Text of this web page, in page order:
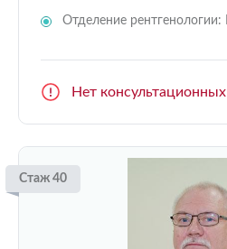
Отделение рентгенологии:
Нет консультационных
Стаж 40